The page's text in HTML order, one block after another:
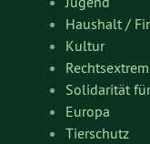
Haushalt /
Kultur
Solidarität
Europa
Tierschutz